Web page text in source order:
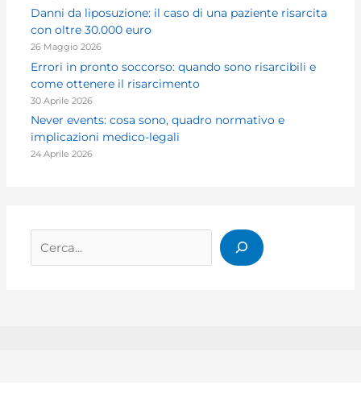
Danni da liposuzione: il caso di una paziente risarcita
con oltre 30.000 euro
26 Maggio 2026
Errori in pronto soccorso: quando sono risarcibili e
come ottenere il risarcimento
30 Aprile 2026
Never events: cosa sono, quadro normativo e
implicazioni medico-legali
24 Aprile 2026